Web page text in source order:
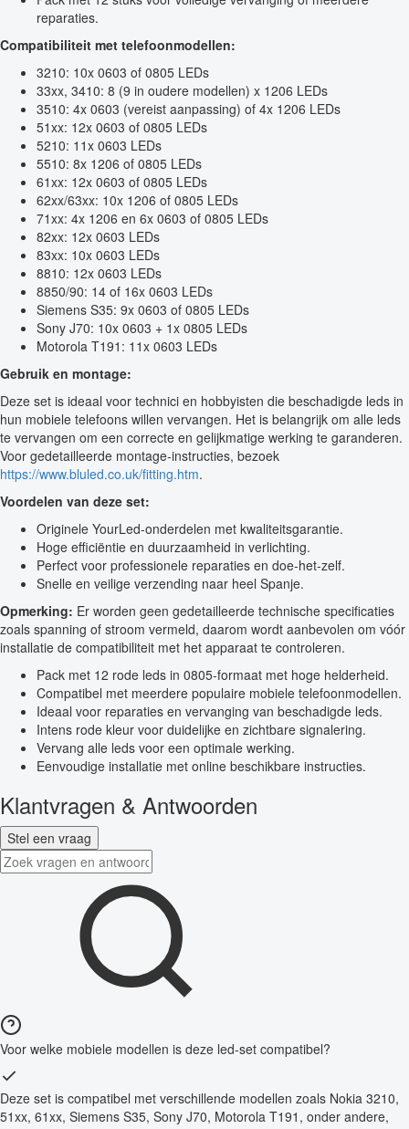
reparaties.
Compatibiliteit met telefoonmodellen:
3210: 10x 0603 of 0805 LEDs
33xx, 3410: 8 (9 in oudere modellen) x 1206 LEDs
3510: 4x 0603 (vereist aanpassing) of 4x 1206 LEDs
51xx: 12x 0603 of 0805 LEDs
5210: 11x 0603 LEDs
5510: 8x 1206 of 0805 LEDs
61xx: 12x 0603 of 0805 LEDs
62xx/63xx: 10x 1206 of 0805 LEDs
71xx: 4x 1206 en 6x 0603 of 0805 LEDs
82xx: 12x 0603 LEDs
83xx: 10x 0603 LEDs
8810: 12x 0603 LEDs
8850/90: 14 of 16x 0603 LEDs
Siemens S35: 9x 0603 of 0805 LEDs
Sony J70: 10x 0603 + 1x 0805 LEDs
Motorola T191: 11x 0603 LEDs
Gebruik en montage:
Deze set is ideaal voor technici en hobbyisten die beschadigde leds in
hun mobiele telefoons willen vervangen. Het is belangrijk om alle leds
te vervangen om een correcte en gelijkmatige werking te garanderen.
Voor gedetailleerde montage-instructies, bezoek
https://www.bluled.co.uk/fitting.htm.
Voordelen van deze set:
Originele YourLed-onderdelen met kwaliteitsgarantie.
Hoge efficiëntie en duurzaamheid in verlichting.
Perfect voor professionele reparaties en doe-het-zelf.
Snelle en veilige verzending naar heel Spanje.
Opmerking: Er worden geen gedetailleerde technische specificaties
zoals spanning of stroom vermeld, daarom wordt aanbevolen om vóór
installatie de compatibiliteit met het apparaat te controleren.
Pack met 12 rode leds in 0805-formaat met hoge helderheid.
Compatibel met meerdere populaire mobiele telefoonmodellen.
Ideaal voor reparaties en vervanging van beschadigde leds.
Intens rode kleur voor duidelijke en zichtbare signalering.
Vervang alle leds voor een optimale werking.
Eenvoudige installatie met online beschikbare instructies.
Klantvragen & Antwoorden
Stel een vraag
Voor welke mobiele modellen is deze led-set compatibel?
Deze set is compatibel met verschillende modellen zoals Nokia 3210,
51xx, 61xx, Siemens S35, Sony J70, Motorola T191, onder andere,